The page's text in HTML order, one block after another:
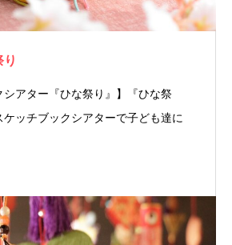
シアター『ひな祭り』】『ひな祭
ケッチブックシアターで子ども達に